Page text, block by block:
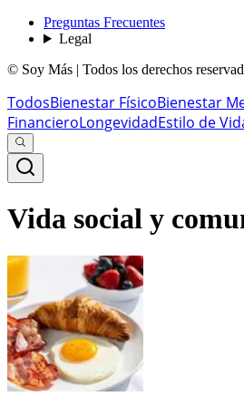
Preguntas Frecuentes
Legal
© Soy Más | Todos los derechos
TodosBienestar FísicoBienestar
FinancieroLongevidadEstilo de
Vida social y